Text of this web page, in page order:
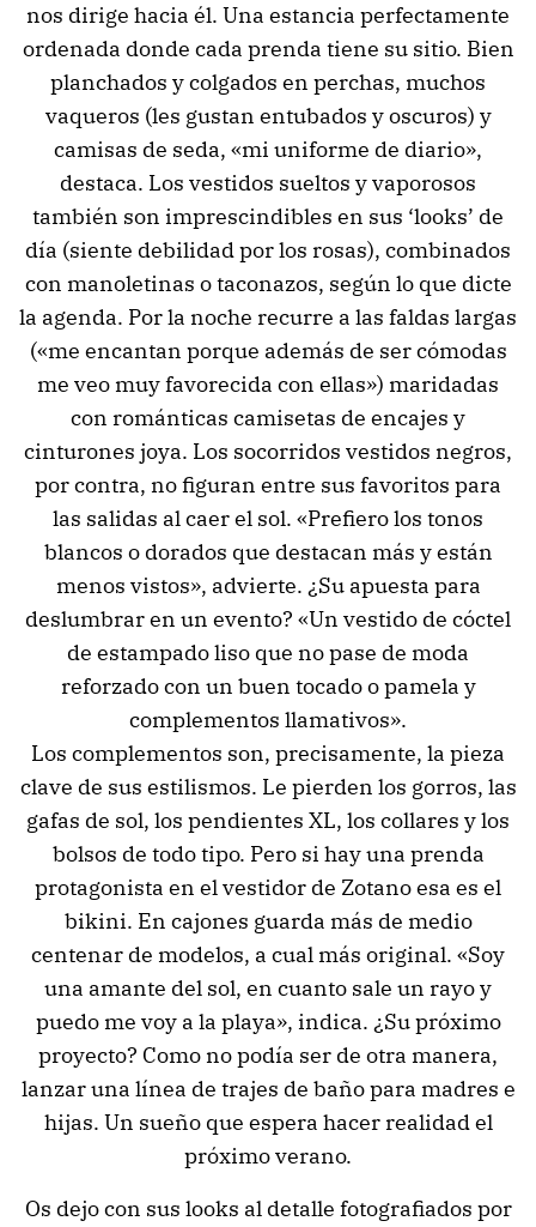
nos dirige hacia él. Una estancia perfectamente
ordenada donde cada prenda tiene su sitio. Bien
planchados y colgados en perchas, muchos
vaqueros (les gustan entubados y oscuros) y
camisas de seda, «mi uniforme de diario»,
destaca. Los vestidos sueltos y vaporosos
también son imprescindibles en sus ‘looks’ de
día (siente debilidad por los rosas), combinados
con manoletinas o taconazos, según lo que dicte
la agenda. Por la noche recurre a las faldas largas
(«me encantan porque además de ser cómodas
me veo muy favorecida con ellas») maridadas
con románticas camisetas de encajes y
cinturones joya. Los socorridos vestidos negros,
por contra, no figuran entre sus favoritos para
las salidas al caer el sol. «Prefiero los tonos
blancos o dorados que destacan más y están
menos vistos», advierte. ¿Su apuesta para
deslumbrar en un evento? «Un vestido de cóctel
de estampado liso que no pase de moda
reforzado con un buen tocado o pamela y
complementos llamativos».
Los complementos son, precisamente, la pieza
clave de sus estilismos. Le pierden los gorros, las
gafas de sol, los pendientes XL, los collares y los
bolsos de todo tipo. Pero si hay una prenda
protagonista en el vestidor de Zotano esa es el
bikini. En cajones guarda más de medio
centenar de modelos, a cual más original. «Soy
una amante del sol, en cuanto sale un rayo y
puedo me voy a la playa», indica. ¿Su próximo
proyecto? Como no podía ser de otra manera,
lanzar una línea de trajes de baño para madres e
hijas. Un sueño que espera hacer realidad el
próximo verano.
Os dejo con sus looks al detalle fotografiados por